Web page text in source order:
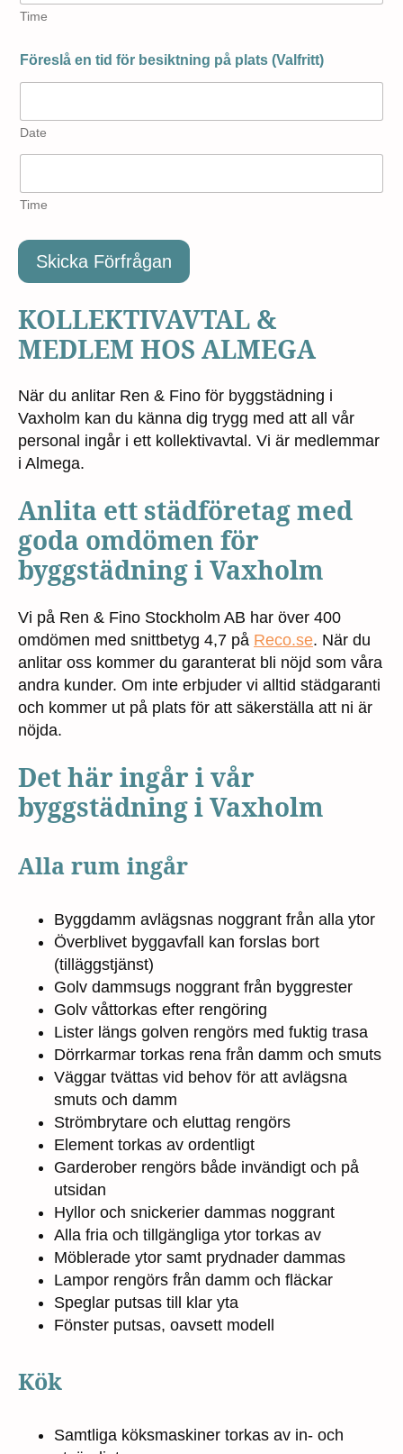
Time
Föreslå en tid för besiktning på plats (Valfritt)
Date
Time
Skicka Förfrågan
KOLLEKTIVAVTAL &
MEDLEM HOS ALMEGA
När du anlitar Ren & Fino för byggstädning i
Vaxholm kan du känna dig trygg med att all vår
personal ingår i ett kollektivavtal. Vi är medlemmar
i Almega.
Anlita ett städföretag med
goda omdömen för
byggstädning i Vaxholm
Vi på Ren & Fino Stockholm AB har över 400
omdömen med snittbetyg 4,7 på Reco.se. När du
anlitar oss kommer du garanterat bli nöjd som våra
andra kunder. Om inte erbjuder vi alltid städgaranti
och kommer ut på plats för att säkerställa att ni är
nöjda.
Det här ingår i vår
byggstädning i Vaxholm
Alla rum ingår
Byggdamm avlägsnas noggrant från alla ytor
Överblivet byggavfall kan forslas bort
(tilläggstjänst)
Golv dammsugs noggrant från byggrester
Golv våttorkas efter rengöring
Lister längs golven rengörs med fuktig trasa
Dörrkarmar torkas rena från damm och smuts
Väggar tvättas vid behov för att avlägsna
smuts och damm
Strömbrytare och eluttag rengörs
Element torkas av ordentligt
Garderober rengörs både invändigt och på
utsidan
Hyllor och snickerier dammas noggrant
Alla fria och tillgängliga ytor torkas av
Möblerade ytor samt prydnader dammas
Lampor rengörs från damm och fläckar
Speglar putsas till klar yta
Fönster putsas, oavsett modell
Kök
Samtliga köksmaskiner torkas av in- och